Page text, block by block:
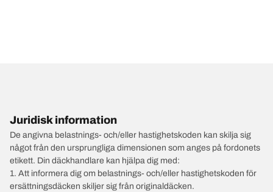
Juridisk information
De angivna belastnings- och/eller hastighetskoden kan skilja sig
något från den ursprungliga dimensionen som anges på fordonets
etikett. Din däckhandlare kan hjälpa dig med:
1. Att informera dig om belastnings- och/eller hastighetskoden för
ersättningsdäcken skiljer sig från originaldäcken.